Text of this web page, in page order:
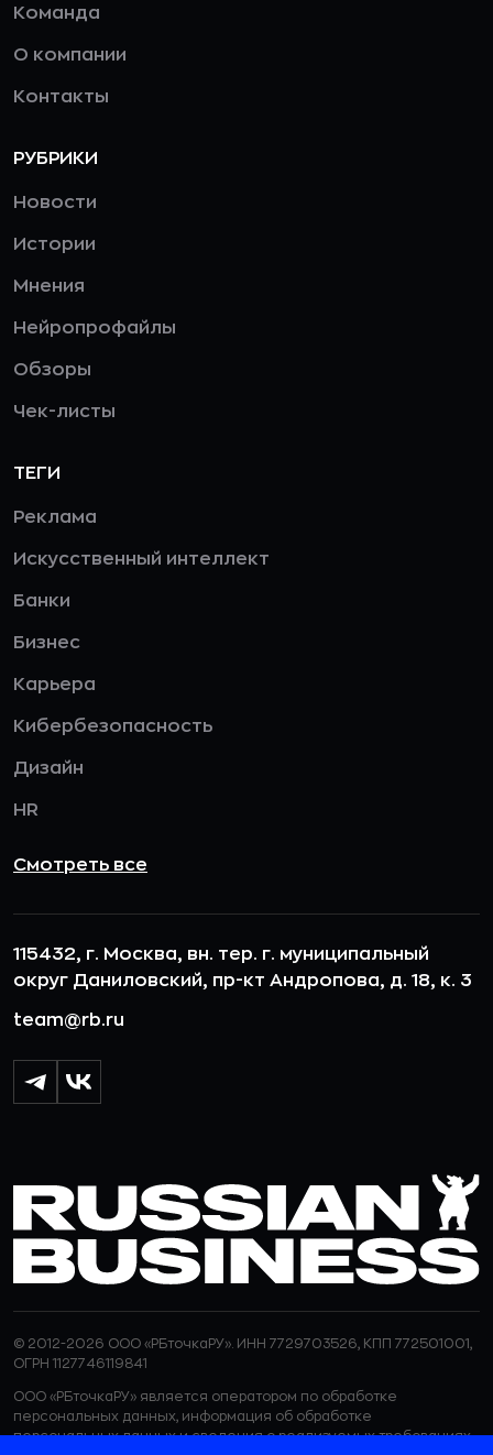
Команда
О компании
Контакты
РУБРИКИ
Новости
Истории
Мнения
Нейропрофайлы
Обзоры
Чек-листы
ТЕГИ
Реклама
Искусственный интеллект
Банки
Бизнес
Карьера
Кибербезопасность
Дизайн
HR
Смотреть все
115432, г. Москва, вн. тер. г. муниципальный
округ Даниловский, пр-кт Андропова, д. 18, к. 3
team@rb.ru
© 2012-2026 ООО «РБточкаРУ». ИНН 7729703526, КПП 772501001,
ОГРН 1127746119841
ООО «РБточкаРУ» является оператором по обработке
персональных данных, информация об обработке
персональных данных и сведения о реализуемых требованиях